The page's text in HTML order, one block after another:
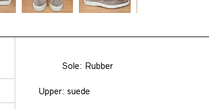
Sole: Rubber
Upper: suede